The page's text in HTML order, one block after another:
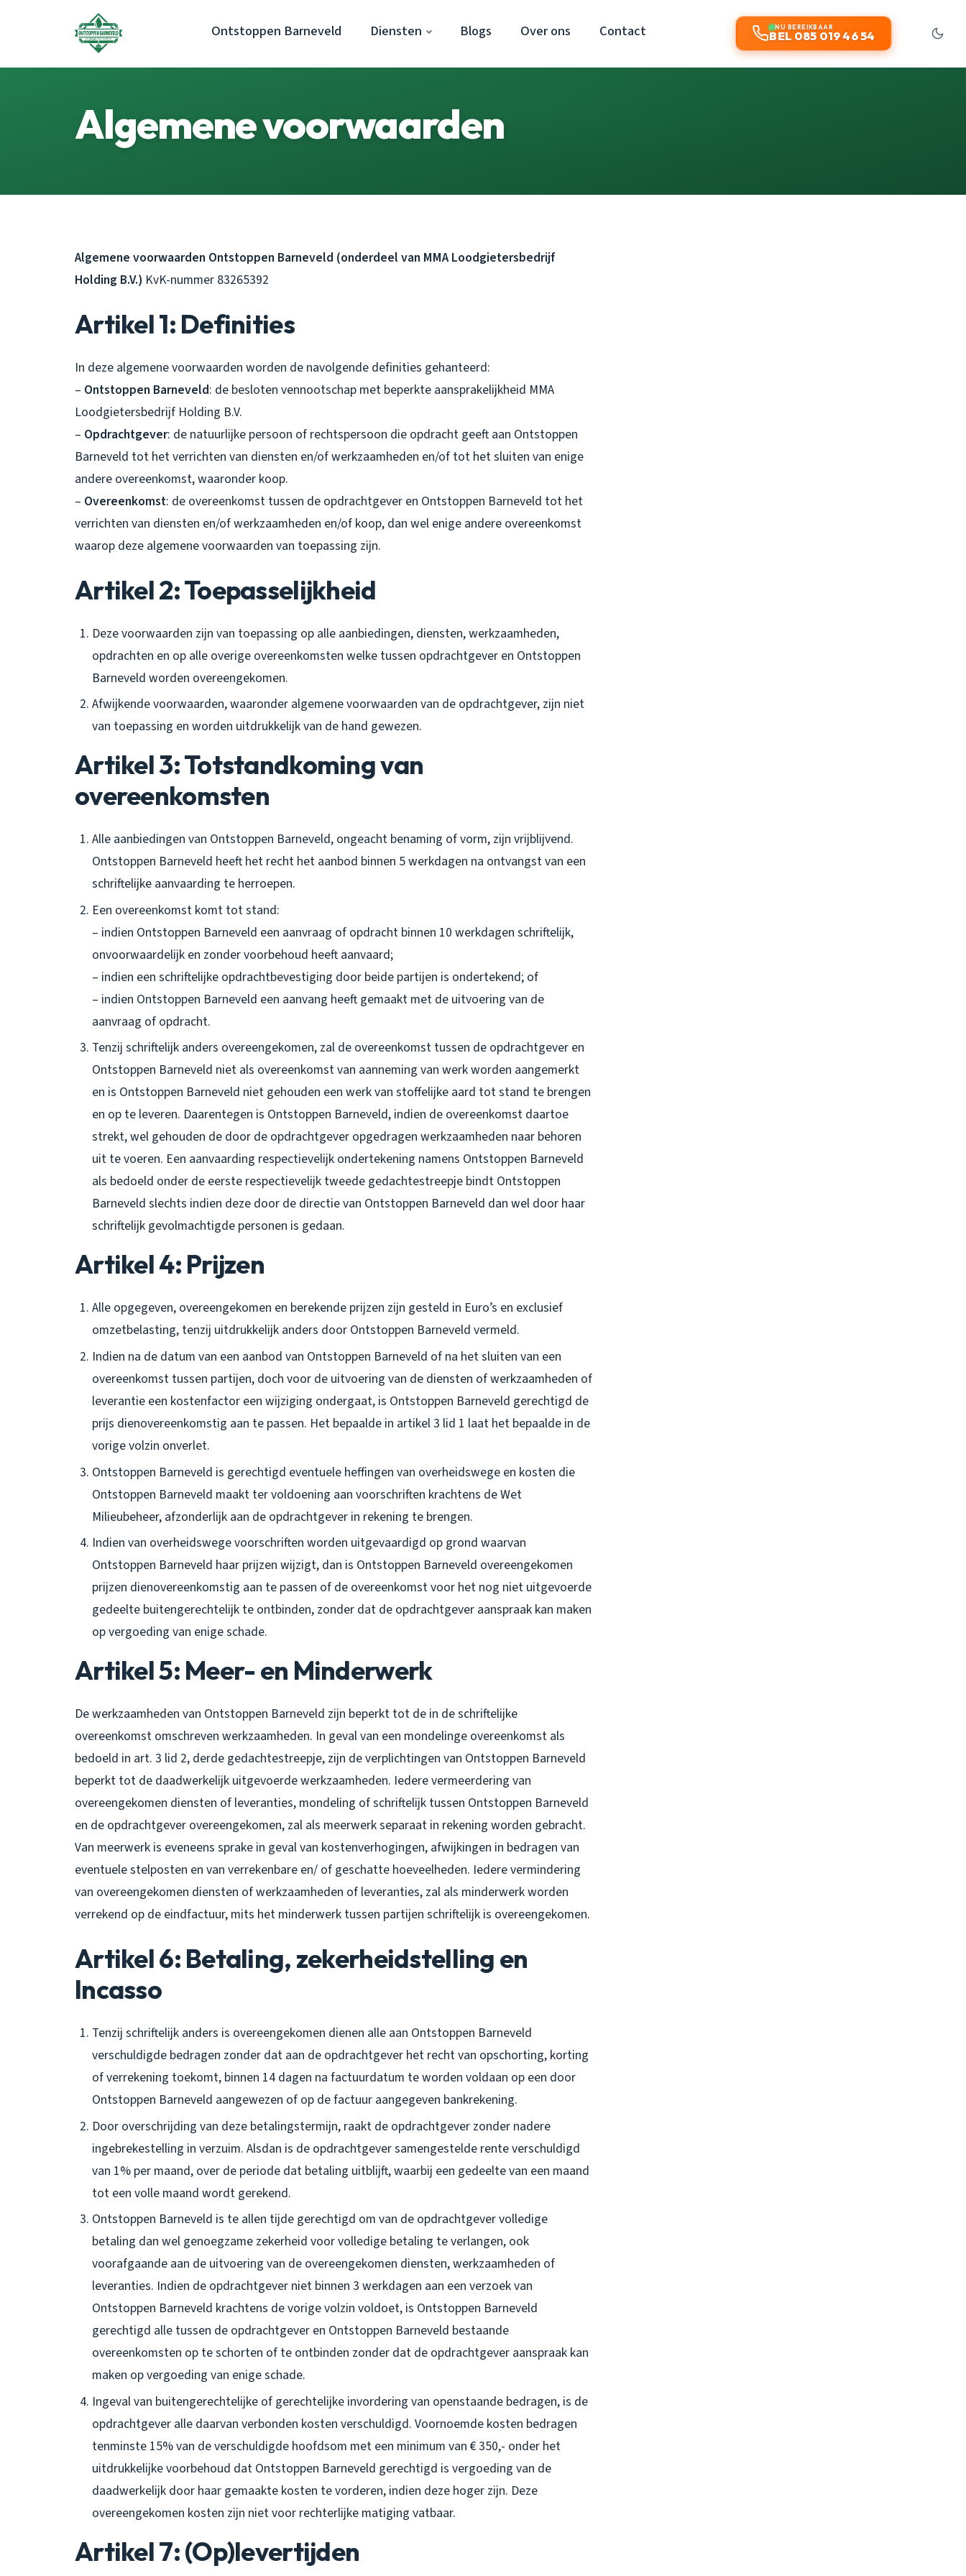
Ontstoppen Barneveld Diensten Blogs Over ons Contact NU BEREIKBAAR
BEL 085 019 46 54
Algemene voorwaarden
Algemene voorwaarden Ontstoppen Barneveld (onderdeel van MMA Loodgietersbedrijf
Holding B.V.) KvK-nummer 83265392
Artikel 1: Definities
In deze algemene voorwaarden worden de navolgende definities gehanteerd:
– Ontstoppen Barneveld: de besloten vennootschap met beperkte aansprakelijkheid MMA
Loodgietersbedrijf Holding B.V.
– Opdrachtgever: de natuurlijke persoon of rechtspersoon die opdracht geeft aan Ontstoppen
Barneveld tot het verrichten van diensten en/of werkzaamheden en/of tot het sluiten van enige
andere overeenkomst, waaronder koop.
– Overeenkomst: de overeenkomst tussen de opdrachtgever en Ontstoppen Barneveld tot het
verrichten van diensten en/of werkzaamheden en/of koop, dan wel enige andere overeenkomst
waarop deze algemene voorwaarden van toepassing zijn.
Artikel 2: Toepasselijkheid
Deze voorwaarden zijn van toepassing op alle aanbiedingen, diensten, werkzaamheden,
opdrachten en op alle overige overeenkomsten welke tussen opdrachtgever en Ontstoppen
Barneveld worden overeengekomen.
Afwijkende voorwaarden, waaronder algemene voorwaarden van de opdrachtgever, zijn niet
van toepassing en worden uitdrukkelijk van de hand gewezen.
Artikel 3: Totstandkoming van
overeenkomsten
Alle aanbiedingen van Ontstoppen Barneveld, ongeacht benaming of vorm, zijn vrijblijvend.
Ontstoppen Barneveld heeft het recht het aanbod binnen 5 werkdagen na ontvangst van een
schriftelijke aanvaarding te herroepen.
Een overeenkomst komt tot stand:
– indien Ontstoppen Barneveld een aanvraag of opdracht binnen 10 werkdagen schriftelijk,
onvoorwaardelijk en zonder voorbehoud heeft aanvaard;
– indien een schriftelijke opdrachtbevestiging door beide partijen is ondertekend; of
– indien Ontstoppen Barneveld een aanvang heeft gemaakt met de uitvoering van de
aanvraag of opdracht.
Tenzij schriftelijk anders overeengekomen, zal de overeenkomst tussen de opdrachtgever en
Ontstoppen Barneveld niet als overeenkomst van aanneming van werk worden aangemerkt
en is Ontstoppen Barneveld niet gehouden een werk van stoffelijke aard tot stand te brengen
en op te leveren. Daarentegen is Ontstoppen Barneveld, indien de overeenkomst daartoe
strekt, wel gehouden de door de opdrachtgever opgedragen werkzaamheden naar behoren
uit te voeren. Een aanvaarding respectievelijk ondertekening namens Ontstoppen Barneveld
als bedoeld onder de eerste respectievelijk tweede gedachtestreepje bindt Ontstoppen
Barneveld slechts indien deze door de directie van Ontstoppen Barneveld dan wel door haar
schriftelijk gevolmachtigde personen is gedaan.
Artikel 4: Prijzen
Alle opgegeven, overeengekomen en berekende prijzen zijn gesteld in Euro’s en exclusief
omzetbelasting, tenzij uitdrukkelijk anders door Ontstoppen Barneveld vermeld.
Indien na de datum van een aanbod van Ontstoppen Barneveld of na het sluiten van een
overeenkomst tussen partijen, doch voor de uitvoering van de diensten of werkzaamheden of
leverantie een kostenfactor een wijziging ondergaat, is Ontstoppen Barneveld gerechtigd de
prijs dienovereenkomstig aan te passen. Het bepaalde in artikel 3 lid 1 laat het bepaalde in de
vorige volzin onverlet.
Ontstoppen Barneveld is gerechtigd eventuele heffingen van overheidswege en kosten die
Ontstoppen Barneveld maakt ter voldoening aan voorschriften krachtens de Wet
Milieubeheer, afzonderlijk aan de opdrachtgever in rekening te brengen.
Indien van overheidswege voorschriften worden uitgevaardigd op grond waarvan
Ontstoppen Barneveld haar prijzen wijzigt, dan is Ontstoppen Barneveld overeengekomen
prijzen dienovereenkomstig aan te passen of de overeenkomst voor het nog niet uitgevoerde
gedeelte buitengerechtelijk te ontbinden, zonder dat de opdrachtgever aanspraak kan maken
op vergoeding van enige schade.
Artikel 5: Meer- en Minderwerk
De werkzaamheden van Ontstoppen Barneveld zijn beperkt tot de in de schriftelijke
overeenkomst omschreven werkzaamheden. In geval van een mondelinge overeenkomst als
bedoeld in art. 3 lid 2, derde gedachtestreepje, zijn de verplichtingen van Ontstoppen Barneveld
beperkt tot de daadwerkelijk uitgevoerde werkzaamheden. Iedere vermeerdering van
overeengekomen diensten of leveranties, mondeling of schriftelijk tussen Ontstoppen Barneveld
en de opdrachtgever overeengekomen, zal als meerwerk separaat in rekening worden gebracht.
Van meerwerk is eveneens sprake in geval van kostenverhogingen, afwijkingen in bedragen van
eventuele stelposten en van verrekenbare en/ of geschatte hoeveelheden. Iedere vermindering
van overeengekomen diensten of werkzaamheden of leveranties, zal als minderwerk worden
verrekend op de eindfactuur, mits het minderwerk tussen partijen schriftelijk is overeengekomen.
Artikel 6: Betaling, zekerheidstelling en
Incasso
Tenzij schriftelijk anders is overeengekomen dienen alle aan Ontstoppen Barneveld
verschuldigde bedragen zonder dat aan de opdrachtgever het recht van opschorting, korting
of verrekening toekomt, binnen 14 dagen na factuurdatum te worden voldaan op een door
Ontstoppen Barneveld aangewezen of op de factuur aangegeven bankrekening.
Door overschrijding van deze betalingstermijn, raakt de opdrachtgever zonder nadere
ingebrekestelling in verzuim. Alsdan is de opdrachtgever samengestelde rente verschuldigd
van 1% per maand, over de periode dat betaling uitblijft, waarbij een gedeelte van een maand
tot een volle maand wordt gerekend.
Ontstoppen Barneveld is te allen tijde gerechtigd om van de opdrachtgever volledige
betaling dan wel genoegzame zekerheid voor volledige betaling te verlangen, ook
voorafgaande aan de uitvoering van de overeengekomen diensten, werkzaamheden of
leveranties. Indien de opdrachtgever niet binnen 3 werkdagen aan een verzoek van
Ontstoppen Barneveld krachtens de vorige volzin voldoet, is Ontstoppen Barneveld
gerechtigd alle tussen de opdrachtgever en Ontstoppen Barneveld bestaande
overeenkomsten op te schorten of te ontbinden zonder dat de opdrachtgever aanspraak kan
maken op vergoeding van enige schade.
Ingeval van buitengerechtelijke of gerechtelijke invordering van openstaande bedragen, is de
opdrachtgever alle daarvan verbonden kosten verschuldigd. Voornoemde kosten bedragen
tenminste 15% van de verschuldigde hoofdsom met een minimum van € 350,- onder het
uitdrukkelijke voorbehoud dat Ontstoppen Barneveld gerechtigd is vergoeding van de
daadwerkelijk door haar gemaakte kosten te vorderen, indien deze hoger zijn. Deze
overeengekomen kosten zijn niet voor rechterlijke matiging vatbaar.
Artikel 7: (Op)levertijden